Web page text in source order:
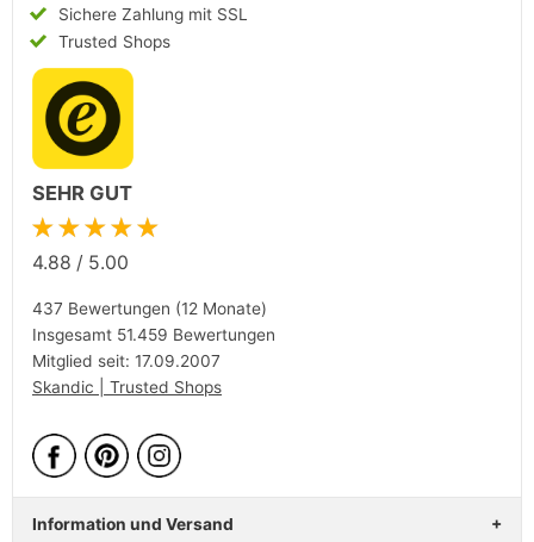
Sichere Zahlung mit SSL
Trusted Shops
SEHR GUT
★★★★★
4.88 / 5.00
437 Bewertungen (12 Monate)
Insgesamt 51.459 Bewertungen
Mitglied seit: 17.09.2007
Skandic | Trusted Shops
Information und Versand